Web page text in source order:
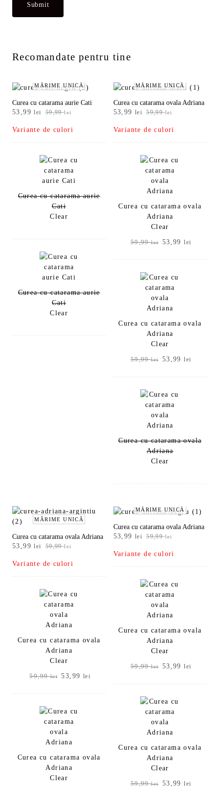
Recomandate pentru tine
MĂRIME UNICĂ
Curea cu catarama aurie Cati
59,99lei
Prețul
a
fost:
53,99lei
Prețul
este:
53,99 lei.
Variante de culori
Curea cu catarama aurie
Cati
Clear
Curea cu catarama aurie
Cati
Clear
MĂRIME UNICĂ
Curea cu catarama ovala Adriana
59,99lei
Prețul
a
fost:
53,99 lei
Prețul
este:
53,99 lei.
Variante de culori
Curea cu catarama ovala
Adriana
Clear
59,99lei
Prețul
a
53,99lei
este:
Curea cu catarama ovala
Adriana
Clear
59,99lei
Prețul
a
53,99lei
este:
Curea cu catarama ovala
Adriana
Clear
MĂRIME UNICĂ
Curea cu catarama ovala Adriana
59,99lei
Prețul
a
fost:
53,99lei
Prețul
este:
53,99 lei.
Variante de culori
Curea cu catarama ovala
Adriana
Clear
59,99lei
Prețul
a
53,99 lei
este:
Curea cu catarama ovala
Adriana
Clear
MĂRIME UNICĂ
Curea cu catarama ovala Adriana
59,99lei
Prețul
a
fost:
53,99 lei
Prețul
este:
53,99 lei.
Variante de culori
Curea cu catarama ovala
Adriana
Clear
59,99lei
Prețul
a
53,99lei
este:
Curea cu catarama ovala
Adriana
Clear
59,99lei
Prețul
53,99lei